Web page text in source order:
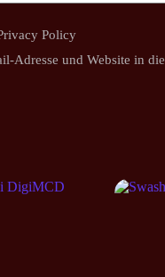
Policy
Adresse und Website in